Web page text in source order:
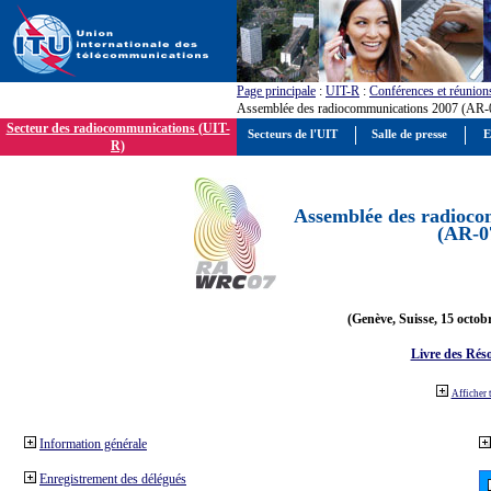
Page principale : UIT-R : Conférences et
Assemblée des radiocommunications 2007
Secteur des radiocommunications (UIT-
R)
Assemblée des
(AR-
(Genève, Suisse, 15
Livre des
Afficher
Information générale
Enregistrement des délégués
Secteurs de l'UIT Salle de presse